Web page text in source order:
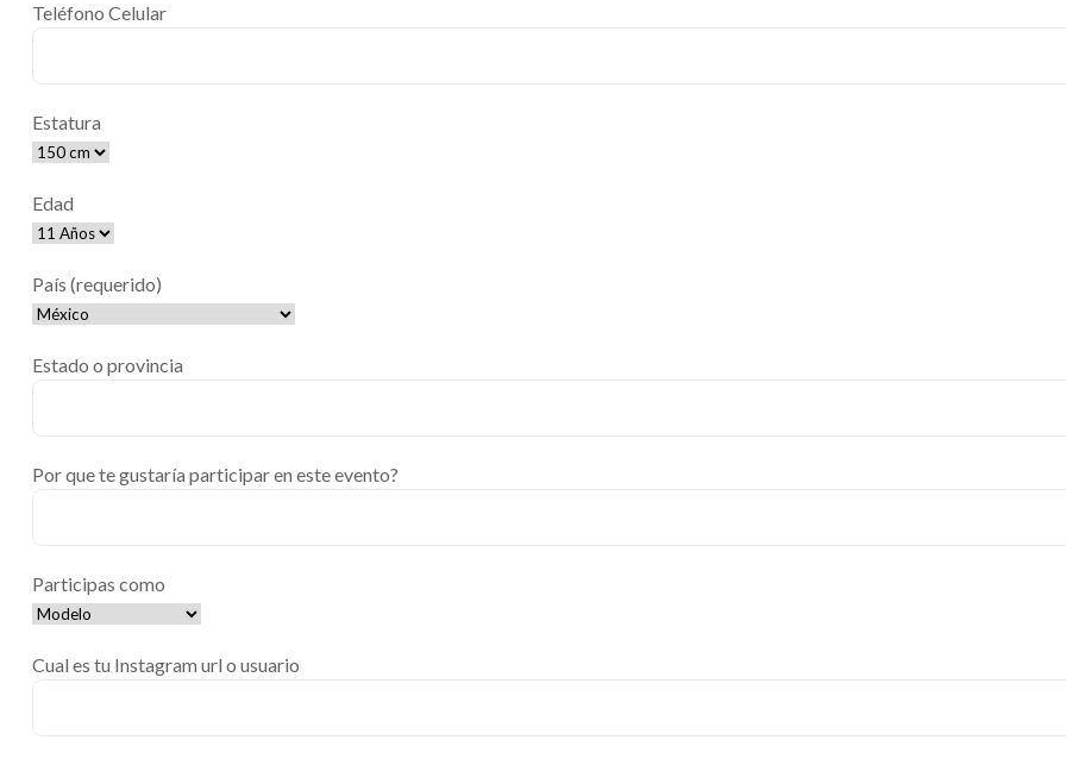
Teléfono Celular
Estatura
Edad
País (requerido)
Estado o provincia
Por que te gustaría participar en este evento?
Participas como
Cual es tu Instagram url o usuario